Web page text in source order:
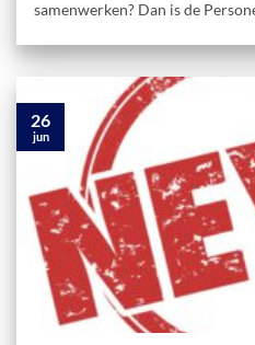
samenwerken? Dan is de
26
jun